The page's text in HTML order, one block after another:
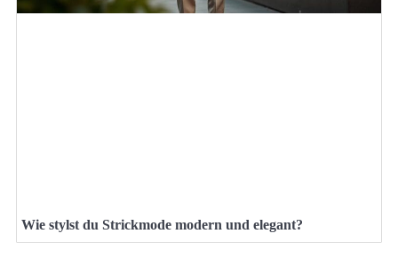
Wie stylst du Strickmode modern und elegant?